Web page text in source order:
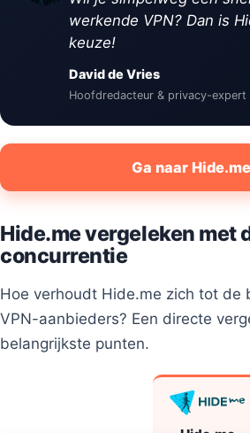
werkende VPN? Dan is
keuze!
David de Vries
Hoofdredacteur & privacy-expert
Ga naar Hide.me
Hide.me vergeleken met
concurrentie
Hoe verhoudt Hide.me zich tot de
VPN-aanbieders? Een directe
belangrijkste punten.